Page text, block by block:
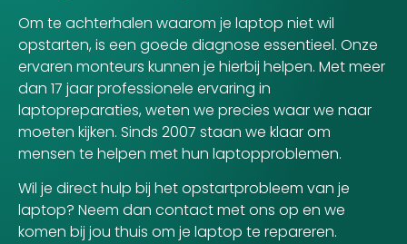
Om te achterhalen waarom je laptop niet wil
opstarten, is een goede diagnose essentieel. Onze
ervaren monteurs kunnen je hierbij helpen. Met meer
dan 17 jaar professionele ervaring in
laptopreparaties, weten we precies waar we naar
moeten kijken. Sinds 2007 staan we klaar om
mensen te helpen met hun laptopproblemen.
Wil je direct hulp bij het opstartprobleem van je
laptop? Neem dan contact met ons op en we
komen bij jou thuis om je laptop te repareren.